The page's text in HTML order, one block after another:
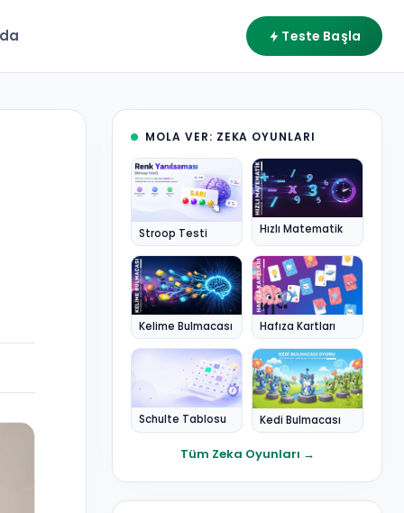
Teste Başla
MOLA VER: ZEKA OYUNLARI
Stroop Testi Hızlı Matematik
Kelime Bulmacası Hafıza Kartları
Schulte Tablosu Kedi Bulmacası
Tüm Zeka Oyunları →